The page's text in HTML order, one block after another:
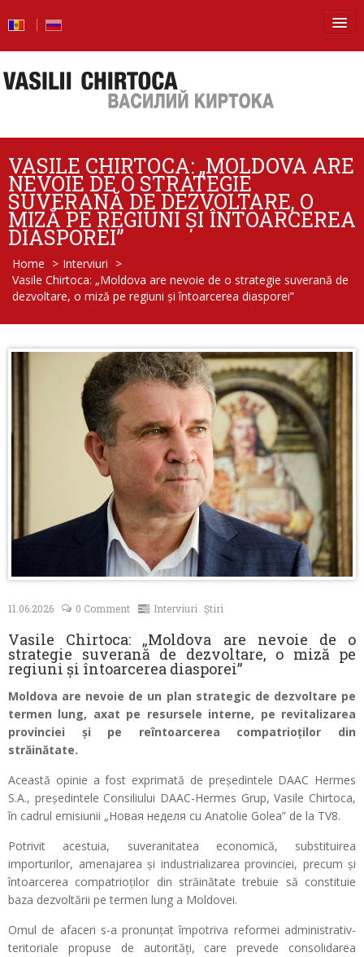
Știri
Blog
Foto
Video
Raport de activitate
Despre mine
Contacte
VASILE CHIRTOCA: „MOLDOVA ARE
NEVOIE DE O STRATEGIE
SUVERANĂ DE DEZVOLTARE, O
MIZĂ PE REGIUNI ȘI ÎNTOARCEREA
DIASPOREI”
Home > Interviuri >
Vasile Chirtoca: „Moldova are nevoie de o strategie suverană de
dezvoltare, o miză pe regiuni și întoarcerea diasporei”
11.06.2026 0 Comment Interviuri Știri
Vasile Chirtoca: „Moldova are nevoie de o
strategie suverană de dezvoltare, o miză pe
regiuni și întoarcerea diasporei”
Moldova are nevoie de un plan strategic de dezvoltare pe
termen lung, axat pe resursele interne, pe revitalizarea
provinciei și pe reîntoarcerea compatrioților din
străinătate.
Această opinie a fost exprimată de președintele DAAC Hermes
S.A., președintele Consiliului DAAC-Hermes Grup, Vasile Chirtoca,
în cadrul emisiunii „Новая неделя cu Anatolie Golea” de la TV8.
Potrivit acestuia, suveranitatea economică, substituirea
importurilor, amenajarea și industrializarea provinciei, precum și
întoarcerea compatrioților din străinătate trebuie să constituie
baza dezvoltării pe termen lung a Moldovei.
Omul de afaceri s-a pronunțat împotriva reformei administrativ-
teritoriale propuse de autorități, care prevede consolidarea